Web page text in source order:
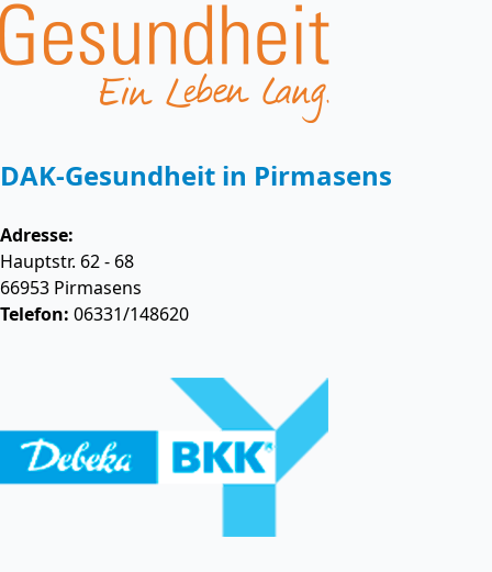
DAK-Gesundheit in Pirmasens
Adresse:
Hauptstr. 62 - 68
66953 Pirmasens
Telefon: 06331/148620